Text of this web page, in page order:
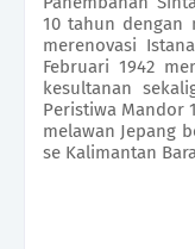
10 tahun dengan
merenovasi
Februari 1942
kesultanan
Peristiwa Mandor
melawan Jepang
se Kalimantan